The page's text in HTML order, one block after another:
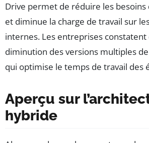
Drive permet de réduire les besoins
et diminue la charge de travail sur
internes. Les entreprises
diminution des versions multiples
qui optimise le temps de travail des
Aperçu sur
hybride